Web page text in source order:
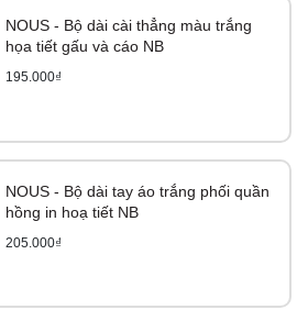
NOUS - Bộ dài cài thẳng màu trắng
họa tiết gấu và cáo NB
195.000₫
NOUS - Bộ dài tay áo trắng phối quần
hồng in hoạ tiết NB
205.000₫